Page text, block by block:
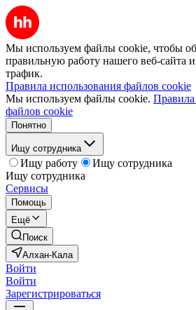
Мы используем файлы cookie, чтобы
правильную работу нашего веб-сайта и
трафик.
Правила использования файлов cookie
Мы используем файлы cookie. Правила
файлов cookie
Понятно
Ищу сотрудника
Ищу работу
Ищу сотрудника
Ищу сотрудника
Сервисы
Помощь
Ещё
Поиск
Алхан-Кала
Войти
Войти
Зарегистрироваться